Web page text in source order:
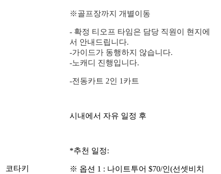
코타키
※골프장까지 개별이동
- 확정 티오프 타임은 담당 직원이 현지에
서 안내드립니다.
-가이드가 동행하지 않습니다.
-노캐디 진행입니다.
-전동카트 2인 1카트
시내에서 자유 일정 후
*추천 일정:
※ 옵션 1 : 나이트투어 $70/인(선셋비치